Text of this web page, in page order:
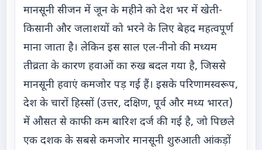
मानसूनी सीजन में जून के महीने को देश भर में खेती-
किसानी और जलाशयों को भरने के लिए बेहद महत्वपूर्ण
माना जाता है। लेकिन इस साल एल-नीनो की मध्यम
तीव्रता के कारण हवाओं का रुख बदल गया है, जिससे
मानसूनी हवाएं कमजोर पड़ गई हैं। इसके परिणामस्वरूप,
देश के चारों हिस्सों (उत्तर, दक्षिण, पूर्व और मध्य भारत)
में औसत से काफी कम बारिश दर्ज की गई है, जो पिछले
एक दशक के सबसे कमजोर मानसूनी शुरुआती आंकड़ों